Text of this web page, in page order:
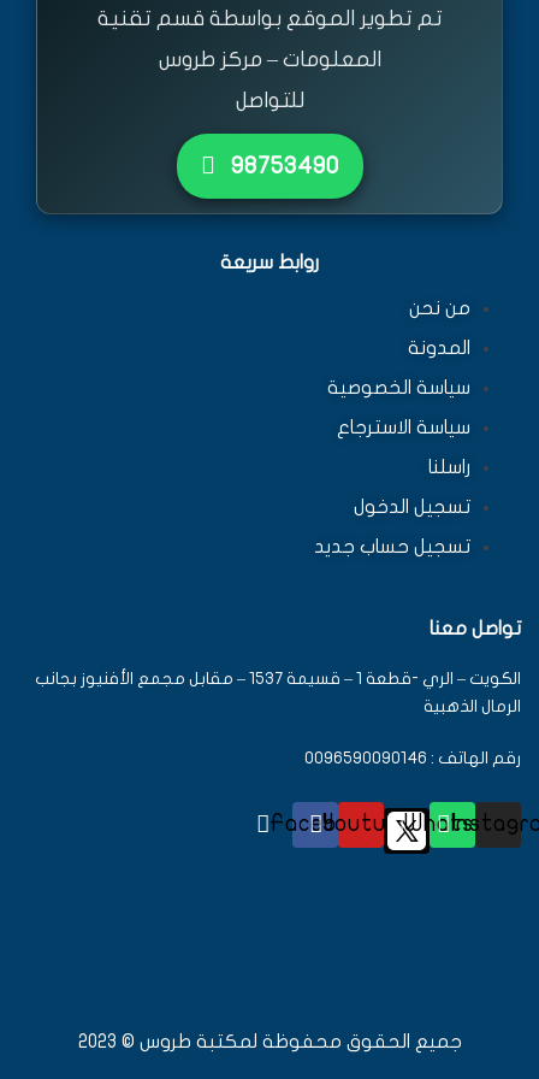
تم تطوير الموقع بواسطة قسم تقنية
المعلومات – مركز طروس
للتواصل
٩٨٧٥٣٤٩٠
روابط سريعة
من نحن
المدونة
سياسة الخصوصية
سياسة الاسترجاع
راسلنا
تسجيل الدخول
تسجيل حساب جديد
تواصل معنا
الكويت – الري -قطعة 1 – قسيمة 1537 – مقابل مجمع الأفنيوز بجانب
الرمال الذهبية
رقم الهاتف : 0096590090146
Whatsapp
Youtube
Facebook
جميع الحقوق محفوظة لمكتبة طروس © 2023